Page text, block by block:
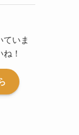
ていま
！